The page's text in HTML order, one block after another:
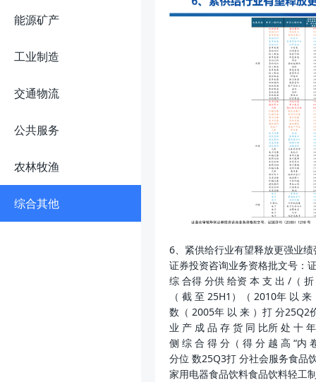
能源矿产
工业制造
交通物流
公共服务
农林牧渔
综合其他
6、紧供给行业有望释放更强业
证券投资咨询业务资格批文号：
综 合得 分供 给资 本 支 出 /（
（ 截 至 25H1）（ 2010年 以
数（ 2005年 以 来 ）打 分25Q2
业 产 成 品 存 货 同 比所 处 十
侧 综 合 得 分（ 得 分 越 高 “内
分位 数25Q3打 分社会服务食品
家用电器食品饮料食品饮料轻工